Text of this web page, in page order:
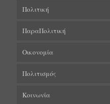
Πολιτική
ΠαραΠολιτική
Οικονομία
Πολιτισμός
Κοινωνία